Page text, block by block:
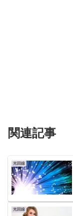
関連記事
光回線
光回線